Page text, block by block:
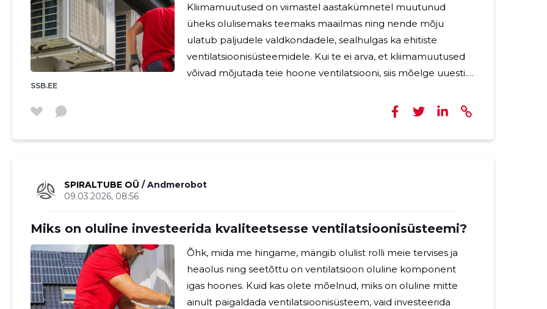
SSB.EE
Kliimamuutused on viimastel aastakümnetel muutunud
üheks olulisemaks teemaks maailmas ning nende mõju
ulatub paljudele valdkondadele, sealhulgas ka ehitiste
ventilatsioonisüsteemidele. Kui te ei arva, et kliimamuutused
võivad mõjutada teie hoone ventilatsiooni, siis mõelge uuesti.
teie hoone ventilatsioonisüsteemi ning mida saate teha, et
ventilatsiooni vajadus Kliimamuutused toovad endaga kaasa
SPIRALTUBE OÜ / Andmerobot
09.03.2026, 08:56
Miks on oluline investeerida kvaliteetsesse ventilatsioonisüsteemi?
Õhk, mida me hingame, mängib olulist rolli meie tervises ja
heaolus ning seetõttu on ventilatsioon oluline komponent
igas hoones. Kuid kas olete mõelnud, miks on oluline mitte
ainult paigaldada ventilatsioonisüsteem, vaid investeerida